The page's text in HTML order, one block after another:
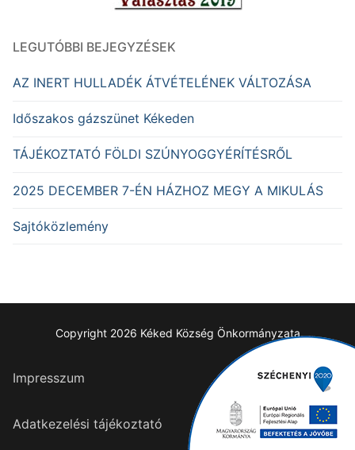
LEGUTÓBBI BEJEGYZÉSEK
AZ INERT HULLADÉK ÁTVÉTELÉNEK VÁLTOZÁSA
Időszakos gázszünet Kékeden
TÁJÉKOZTATÓ FÖLDI SZÚNYOGGYÉRÍTÉSRŐL
2025 DECEMBER 7-ÉN HÁZHOZ MEGY A MIKULÁS
Sajtóközlemény
Copyright 2026 Kéked Község Önkormányzata
Impresszum
Adatkezelési tájékoztató